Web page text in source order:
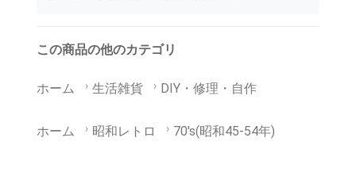
この商品の他のカテゴリ
ホーム 生活雑貨 DIY・修理・自作
ホーム 昭和レトロ 70's(昭和45-54年)